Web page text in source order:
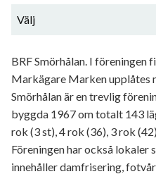
Välj
BRF Smörhålan. I föreningen
Markägare Marken upplåtes
Smörhålan är en trevlig
byggda 1967 om totalt 143
rok (3 st), 4 rok (36), 3 rok
Föreningen har också lokaler
innehåller damfrisering,